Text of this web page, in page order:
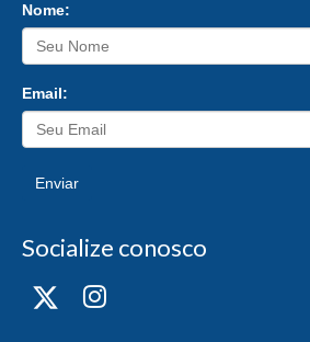
Nome:
Email:
Enviar
Socialize conosco